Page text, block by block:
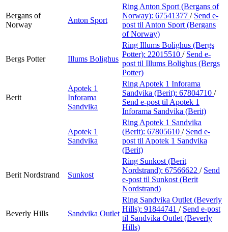
Bergans of
Norway
Anton Sport
Ring Anton Sport (Bergans of
Norway): 67541377 / Send e-
post til Anton Sport (Bergans
of Norway)
Bergs Potter Illums Bolighus
Ring Illums Bolighus (Bergs
Potter): 22015510 / Send e-
post til Illums Bolighus (Bergs
Potter)
Berit
Apotek 1
Inforama
Sandvika
Ring Apotek 1 Inforama
Sandvika (Berit): 67804710 /
Send e-post til Apotek 1
Inforama Sandvika (Berit)
Apotek 1
Sandvika
Ring Apotek 1 Sandvika
(Berit): 67805610 / Send e-
post til Apotek 1 Sandvika
(Berit)
Berit Nordstrand Sunkost
Ring Sunkost (Berit
Nordstrand): 67566622 / Send
e-post til Sunkost (Berit
Nordstrand)
Beverly Hills Sandvika Outlet
Ring Sandvika Outlet (Beverly
Hills): 91844741 / Send e-post
til Sandvika Outlet (Beverly
Hills)